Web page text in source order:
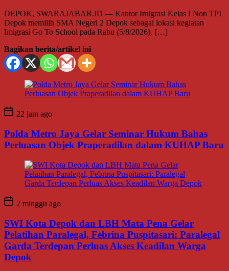
DEPOK, SWARAJABAR.ID — Kantor Imigrasi Kelas I Non TPI
Depok memilih SMA Negeri 2 Depok sebagai lokasi kegiatan
Imigrasi Go To School pada Rabu (5/8/2026), […]
Bagikan berita/artikel ini
22 jam ago
Polda Metro Jaya Gelar Seminar Hukum Bahas
Perluasan Objek Praperadilan dalam KUHAP Baru
2 minggu ago
SWI Kota Depok dan LBH Mata Pena Gelar
Pelatihan Paralegal, Febrina Puspitasari: Paralegal
Garda Terdepan Perluas Akses Keadilan Warga
Depok